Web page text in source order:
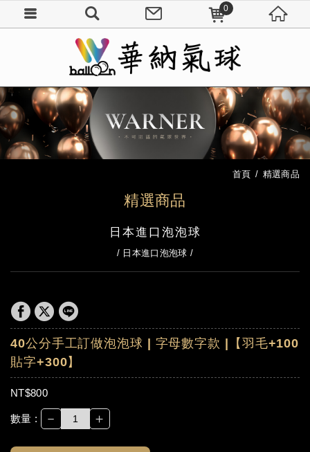
精選商品
首頁 精選商品
日本進口泡泡球
日本進口泡泡球
40公分手工訂做泡泡球 | 字母數字款 |【羽毛+100
貼字+300】
NT$800
數量 : － ＋
0